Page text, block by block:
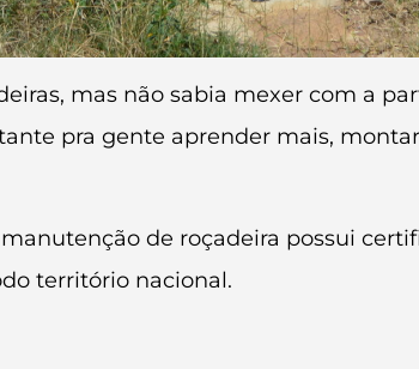
mas não sabia mexer com a
pra gente aprender mais,
de roçadeira possui
território nacional.